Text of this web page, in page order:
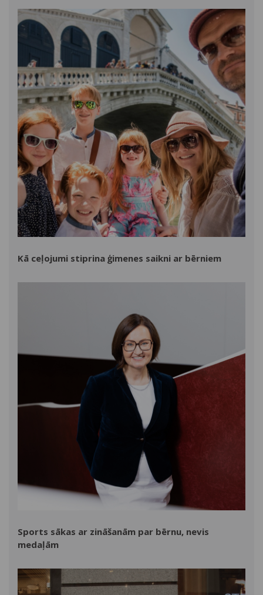
Kā ceļojumi stiprina ģimenes saikni ar bērniem
Sports sākas ar zināšanām par bērnu, nevis
medaļām